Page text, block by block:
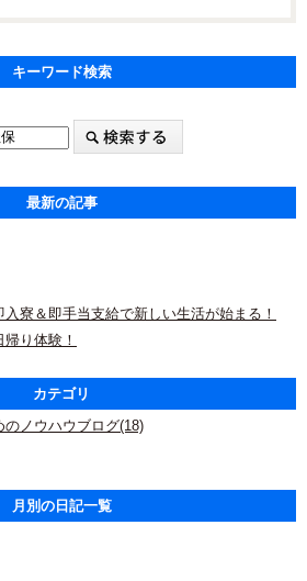
キーワード検索
最新の記事
寮＆即手当支給で新しい生活が始まる！
り体験！
カテゴリ
ノウハウブログ(18)
月別の日記一覧